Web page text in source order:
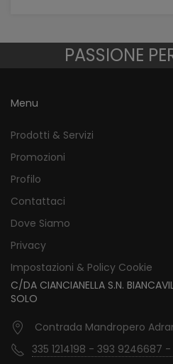
PASSIONE
Menu
Prodotti & Servizi
Promozioni
Profilo
Contattaci
Dove Siamo
Privacy
Impostazioni & Policy Cookie
C/DA CIANCIANELLA S.N.
SOLO
Contrada Mandropero
335 1214198 - 393 9246687